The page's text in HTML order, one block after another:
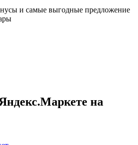
и самые выгодные предложение
на